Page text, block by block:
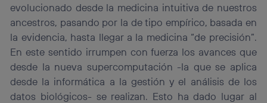
evolucionado desde la medicina intuitiva de nuestros
ancestros, pasando por la de tipo empírico, basada en
la evidencia, hasta llegar a la medicina “de precisión”.
En este sentido irrumpen con fuerza los avances que
desde la nueva supercomputación -la que se aplica
desde la informática a la gestión y el análisis de los
datos biológicos- se realizan. Esto ha dado lugar al